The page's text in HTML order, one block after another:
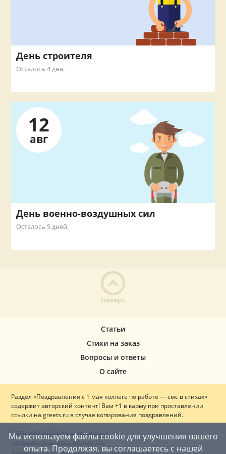
День строителя
Осталось 4 дня.
12
авг
День военно-воздушных сил
Осталось 5 дней.
Наверх
Мы используем файлы cookie для улучшения вашего
опыта. Продолжая, вы соглашаетесь с нашей
Статьи
Стихи на заказ
Вопросы и ответы
О сайте
Раздел «Поздравления с 1 мая коллеге по работе — смс в стихах»
содержит авторский контент! Вам +1 в карму при проставлении
ссылки на greets.ru в случае копирования поздравлений.
Политика конфиденциальности
Пользовательское соглашение
Вакцинация — ваш щит от опасных инфекций!